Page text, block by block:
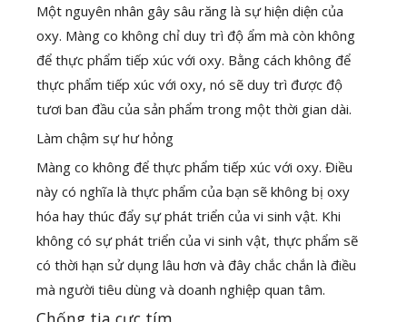
Một nguyên nhân gây sâu răng là sự hiện diện của
oxy. Màng co không chỉ duy trì độ ẩm mà còn không
để thực phẩm tiếp xúc với oxy. Bằng cách không để
thực phẩm tiếp xúc với oxy, nó sẽ duy trì được độ
tươi ban đầu của sản phẩm trong một thời gian dài.
Làm chậm sự hư hỏng
Màng co không để thực phẩm tiếp xúc với oxy. Điều
này có nghĩa là thực phẩm của bạn sẽ không bị oxy
hóa hay thúc đẩy sự phát triển của vi sinh vật. Khi
không có sự phát triển của vi sinh vật, thực phẩm sẽ
có thời hạn sử dụng lâu hơn và đây chắc chắn là điều
mà người tiêu dùng và doanh nghiệp quan tâm.